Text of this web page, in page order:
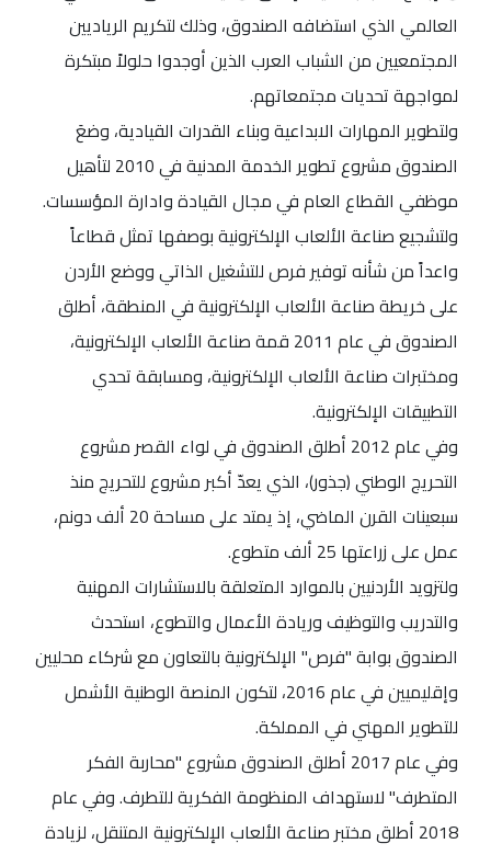
العالمي الذي استضافه الصندوق، وذلك لتكريم الرياديين
المجتمعيين من الشباب العرب الذين أوجدوا حلولاً مبتكرة
لمواجهة تحديات مجتمعاتهم.
ولتطوير المهارات الابداعية وبناء القدرات القيادية، وضعَ
الصندوق مشروع تطوير الخدمة المدنية في 2010 لتأهيل
موظفي القطاع العام في مجال القيادة وادارة المؤسسات.
ولتشجيع صناعة الألعاب الإلكترونية بوصفها تمثل قطاعاً
واعداً من شأنه توفير فرص للتشغيل الذاتي ووضع الأردن
على خريطة صناعة الألعاب الإلكترونية في المنطقة، أطلق
الصندوق في عام 2011 قمة صناعة الألعاب الإلكترونية،
ومختبرات صناعة الألعاب الإلكترونية، ومسابقة تحدي
التطبيقات الإلكترونية.
وفي عام 2012 أطلق الصندوق في لواء القصر مشروع
التحريج الوطني (جذور)، الذي يعدّ أكبر مشروع للتحريج منذ
سبعينات القرن الماضي، إذ يمتد على مساحة 20 ألف دونم،
عمل على زراعتها 25 ألف متطوع.
ولتزويد الأردنيين بالموارد المتعلقة بالاستشارات المهنية
والتدريب والتوظيف وريادة الأعمال والتطوع، استحدث
الصندوق بوابة "فرص" الإلكترونية بالتعاون مع شركاء محليين
وإقليميين في عام 2016، لتكون المنصة الوطنية الأشمل
للتطوير المهني في المملكة.
وفي عام 2017 أطلق الصندوق مشروع "محاربة الفكر
المتطرف" لاستهداف المنظومة الفكرية للتطرف. وفي عام
2018 أطلق مختبر صناعة الألعاب الإلكترونية المتنقل، لزيادة